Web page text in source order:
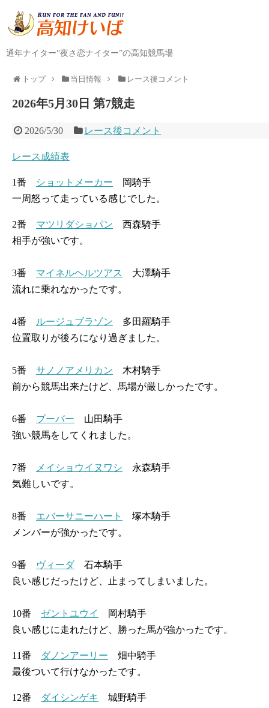
通年ナイター“夜さ恋ナイター”の高知競馬場
トップ 当日情報 レース後コメント
2026年5月30日 第7競走
2026/5/30 レース後コメント
レース成績表
1番 ショットメーカー 岡騎手
一周怒って走っている感じでした。
2番 マツリダショパン 西森騎手
相手が強いです。
3番 マイネルヘルツアス
大澤騎手
流れに乗れなかったです。
4番 ルージュブラゾン 多田羅騎手
位置取りが後ろになり過ぎました。
5番 サノノアメリカン 木村騎手
前から競馬出来たけど、馬場が厳しかったです。
6番 ブーバー 山田騎手
強い競馬をしてくれました。
7番 メイショウイヌワシ 永森騎手
気難しいです。
8番 エバーサニーハート
塚本騎手
メンバーが強かったです。
9番 ヴィーダ石本騎手
良い感じだったけど、止まってしまいました。
10番 ゼントユウイ
岡村騎手
良い感じに走れたけど、勝った馬が強かったです。
11番 ダノンアーリー 畑中騎手
最後ついて行けなかったです。
12番 ダイシンゲキ
城野騎手